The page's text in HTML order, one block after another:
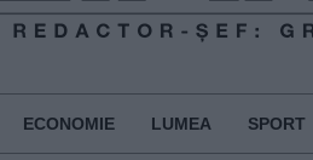
ECONOMIE LUMEA SPORT